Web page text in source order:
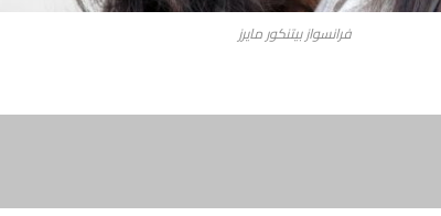
فرانسواز بيتنكور مايرز